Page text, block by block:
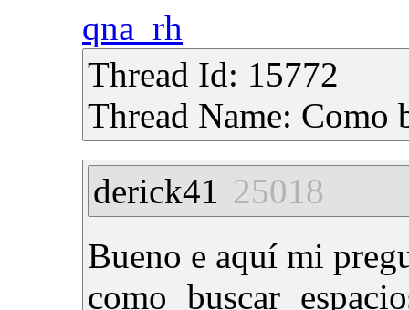
qna_rh
Thread Id: 15772
Thread Name: Como
derick41 25018
Bueno e aquí mi
como buscar